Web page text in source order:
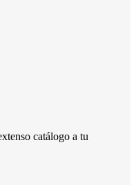
catálogo a tu